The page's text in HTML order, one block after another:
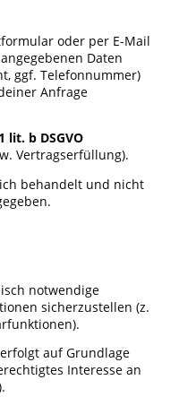
oder per E-Mail
Daten
ggf. Telefonnummer)
Anfrage
lit. b DSGVO
Vertragserfüllung).
behandelt und nicht
notwendige
sicherzustellen (z.
auf Grundlage
Interesse an